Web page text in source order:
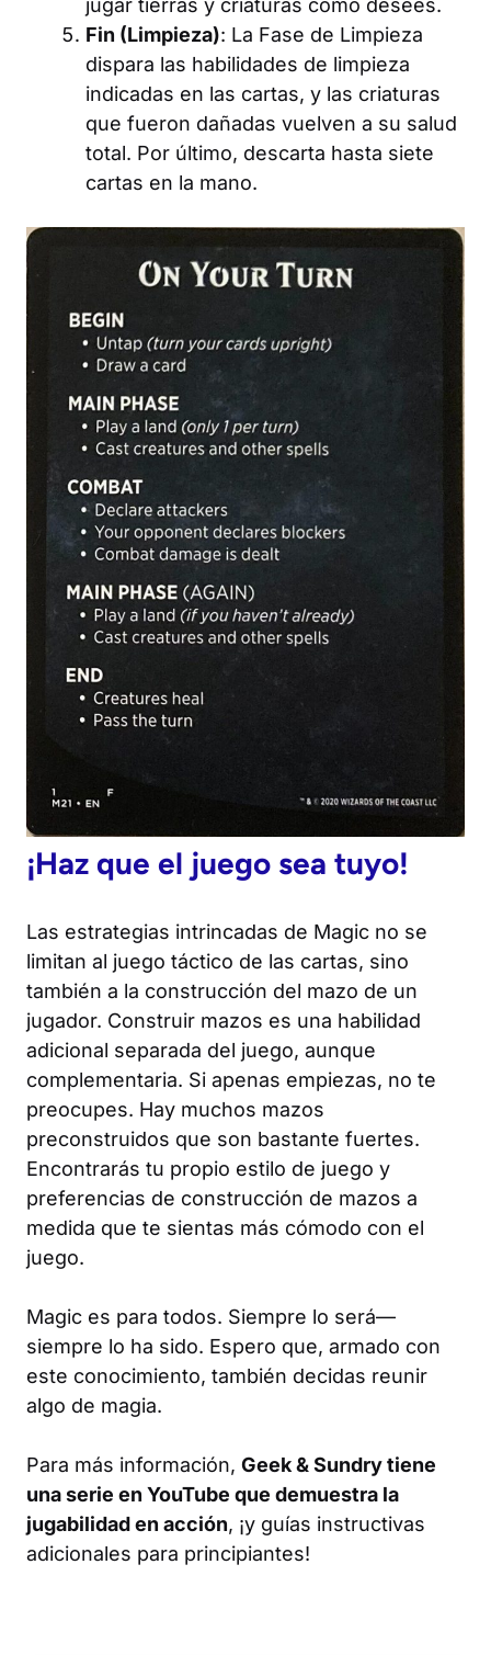
jugar tierras y criaturas como desees.
Fin (Limpieza): La Fase de Limpieza
dispara las habilidades de limpieza
indicadas en las cartas, y las criaturas
que fueron dañadas vuelven a su salud
total. Por último, descarta hasta siete
cartas en la mano.
¡Haz que el juego sea tuyo!
Las estrategias intrincadas de Magic no se
limitan al juego táctico de las cartas, sino
también a la construcción del mazo de un
jugador. Construir mazos es una habilidad
adicional separada del juego, aunque
complementaria. Si apenas empiezas, no te
preocupes. Hay muchos mazos
preconstruidos que son bastante fuertes.
Encontrarás tu propio estilo de juego y
preferencias de construcción de mazos a
medida que te sientas más cómodo con el
juego.
Magic es para todos. Siempre lo será—
siempre lo ha sido. Espero que, armado con
este conocimiento, también decidas reunir
algo de magia.
Para más información, Geek & Sundrytiene
una serie en YouTube que demuestra la
jugabilidad en acción, ¡y guías instructivas
adicionales para principiantes!